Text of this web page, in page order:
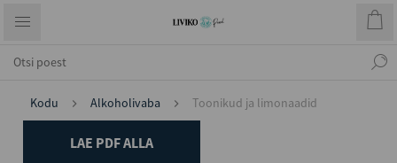
Kodu Alkoholivaba Toonikud ja limonaadid
LAE PDF ALLA